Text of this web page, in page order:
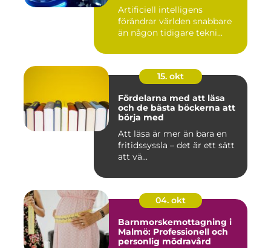
Artificiell intelligens
förändrar världen snabbare
än någon tidigare tekni...
15. okt
Fördelarna med att läsa
och de bästa böckerna att
börja med
Att läsa är mer än bara en
fritidssyssla – det är ett sätt
att vä...
04. okt
Barnmorskemottagning i
Malmö: Professionell och
personlig mödravård